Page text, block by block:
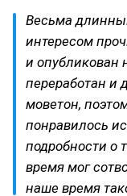
Весьма
интересом
и опубликован
переработан и
моветон,
понравилось
подробности о
время мог
наше время